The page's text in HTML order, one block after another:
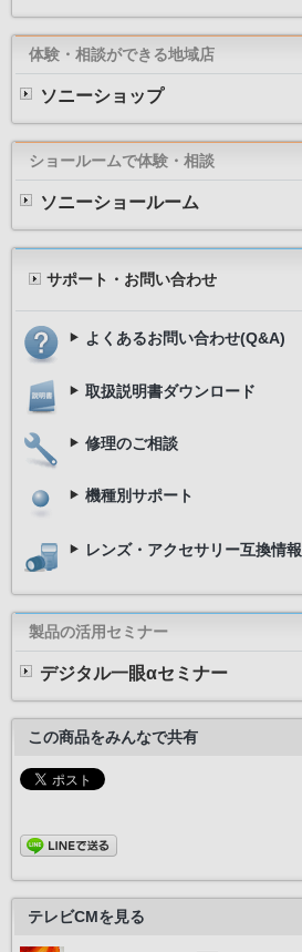
体験・相談ができる地域店
ソニーショップ
ショールームで体験・相談
ソニーショールーム
サポート・お問い合わせ
よくあるお問い合わせ(Q&A)
取扱説明書ダウンロード
修理のご相談
機種別サポート
レンズ・アクセサリー互換情報
製品の活用セミナー
デジタル一眼αセミナー
この商品をみんなで共有
テレビCMを見る